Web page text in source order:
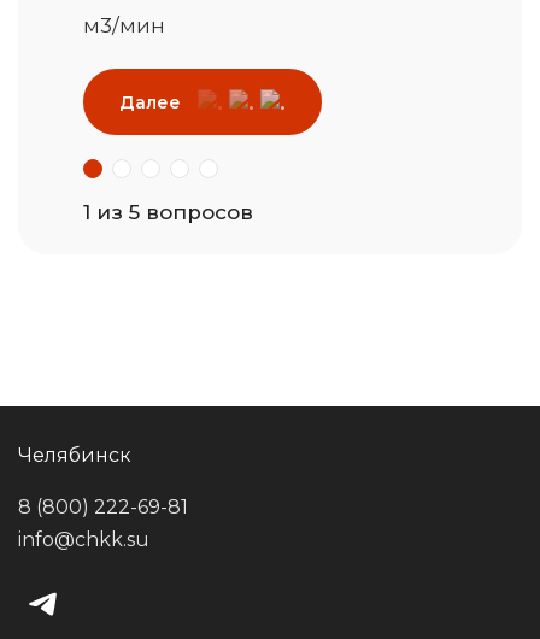
м3/мин
Далее
1 из 5 вопросов
Челябинск
8 (800) 222-69-81
info@chkk.su